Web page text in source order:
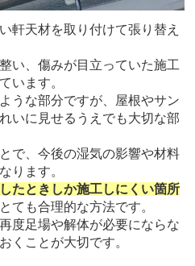
軒天材を取り付けて張り替え
い、傷みが目立っていた施工
います。
うな部分ですが、屋根やサン
いに見せるうえでも大切な部
で、今後の湿気の影響や材料
ります。
たときしか施工しにくい箇所
ても合理的な方法です。
度足場や解体が必要にならな
くことが大切です。